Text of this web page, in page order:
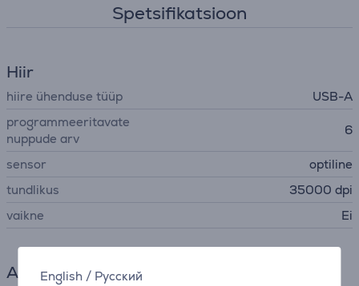
English / Русский
Spetsifikatsioon
Hiir
hiire ühenduse tüüp
USB-A
programmeeritavate
nuppude arv
6
sensor
optiline
tundlikus
35000 dpi
vaikne
Ei
Aku